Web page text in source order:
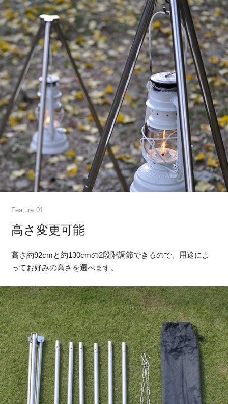
Feature
高さ変更可能
高さ約92cmと約130cmの2段階調節できるので、用途によ
ってお好みの高さを選べます。